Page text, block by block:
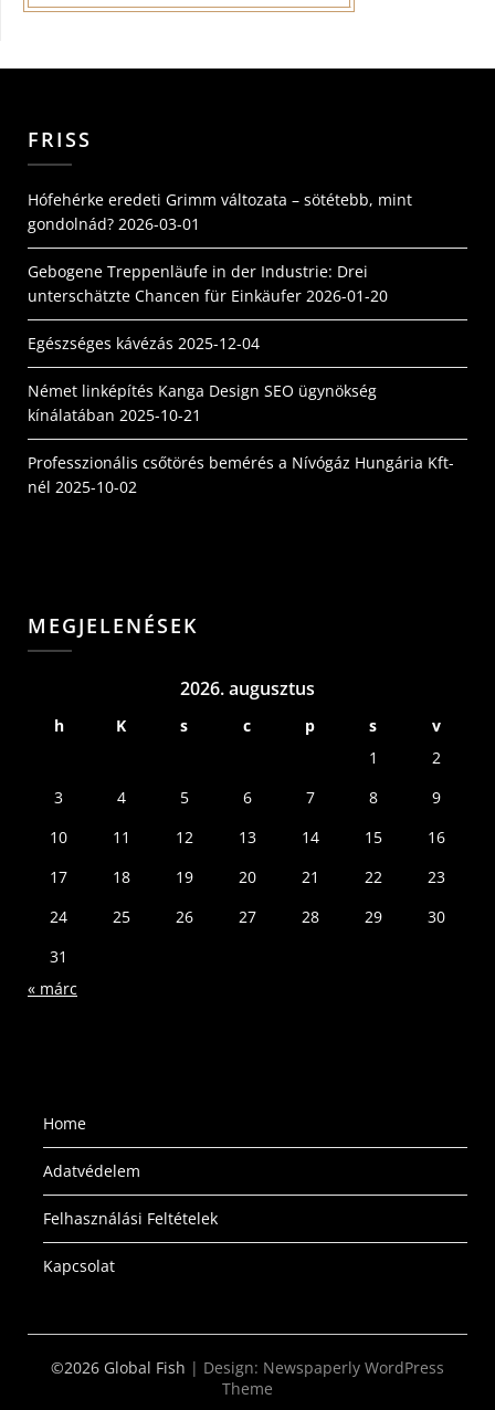
FRISS
Hófehérke eredeti Grimm változata – sötétebb, mint
gondolnád? 2026-03-01
Gebogene Treppenläufe in der Industrie: Drei
unterschätzte Chancen für Einkäufer 2026-01-20
Egészséges kávézás 2025-12-04
Német linképítés Kanga Design SEO ügynökség
kínálatában 2025-10-21
Professzionális csőtörés bemérés a Nívógáz Hungária Kft-
nél 2025-10-02
MEGJELENÉSEK
2026. augusztus
h K s c p s
v
1
2
3
4 5 6 7 8
9
10
11 12 13 14 15
16
17
18 19 20 21 22
23
24
25 26 27 28 29
30
31
« márc
Home
Adatvédelem
Felhasználási Feltételek
Kapcsolat
©2026 Global Fish | Design: Newspaperly WordPress
Theme